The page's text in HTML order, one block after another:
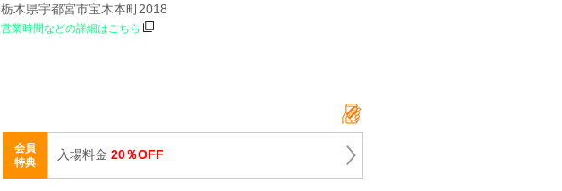
栃木県宇都宮市宝木本町2018
営業時間などの詳細はこちら
会員
特典
入場料金 20％OFF